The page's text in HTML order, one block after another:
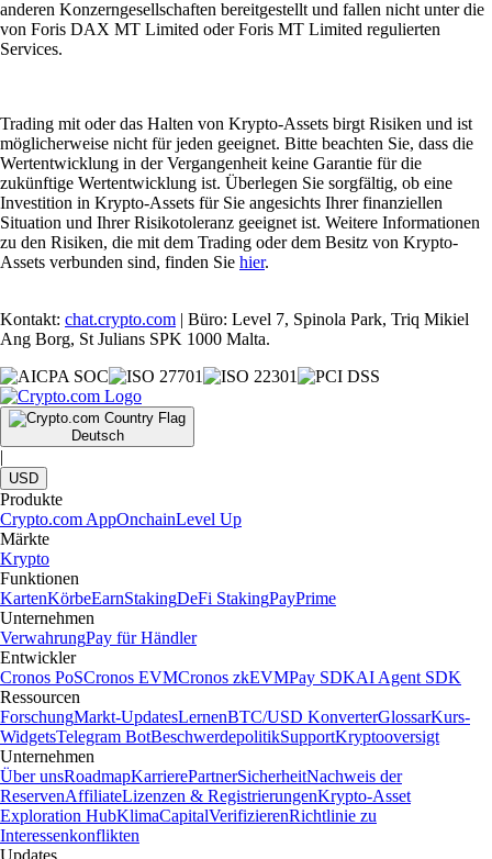
anderen Konzerngesellschaften bereitgestellt und fallen nicht unter die
von Foris DAX MT Limited oder Foris MT Limited regulierten
Services.
Trading mit oder das Halten von Krypto-Assets birgt Risiken und ist
möglicherweise nicht für jeden geeignet. Bitte beachten Sie, dass die
Wertentwicklung in der Vergangenheit keine Garantie für die
zukünftige Wertentwicklung ist. Überlegen Sie sorgfältig, ob eine
Investition in Krypto-Assets für Sie angesichts Ihrer finanziellen
Situation und Ihrer Risikotoleranz geeignet ist. Weitere Informationen
zu den Risiken, die mit dem Trading oder dem Besitz von Krypto-
Assets verbunden sind, finden Sie hier.
Kontakt: chat.crypto.com | Büro: Level 7, Spinola Park, Triq Mikiel
Ang Borg, St Julians SPK 1000 Malta.
Deutsch
|
USD
Produkte
Crypto.com AppOnchainLevel Up
Märkte
Krypto
Funktionen
KartenKörbeEarnStakingDeFi StakingPayPrime
Unternehmen
VerwahrungPay für Händler
Entwickler
Cronos PoSCronos EVMCronos zkEVMPay SDKAI Agent SDK
Ressourcen
ForschungMarkt-UpdatesLernenBTC/USD KonverterGlossarKurs-
WidgetsTelegram BotBeschwerdepolitikSupportKryptooversigt
Unternehmen
Über unsRoadmapKarrierePartnerSicherheitNachweis der
ReservenAffiliateLizenzen & RegistrierungenKrypto-Asset
Exploration HubKlimaCapitalVerifizierenRichtlinie zu
Interessenkonflikten
Updates